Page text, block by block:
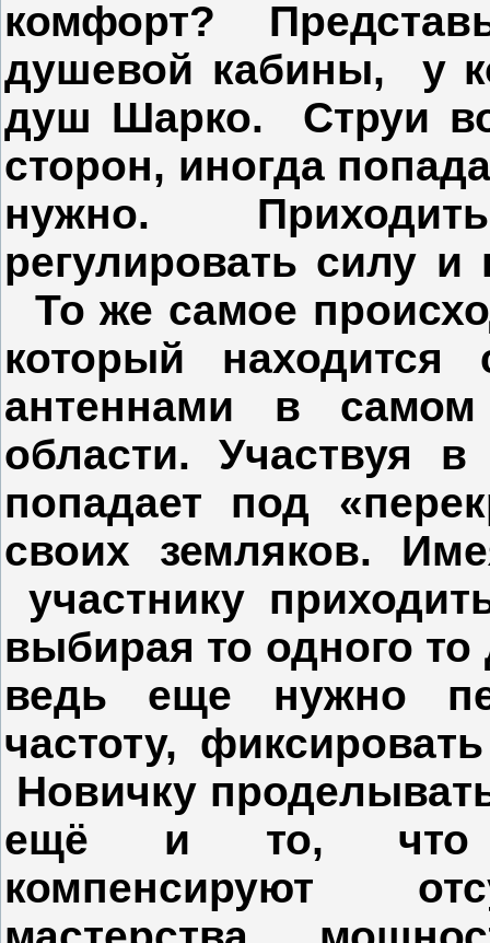
комфорт?
душевой кабины, у
душ Шарко. Струи
сторон, иногда
нужно.
регулировать силу
То же самое
который
антеннами в самом
области. Участвуя
попадает под
своих земляков.
участнику
выбирая то одного то
ведь еще нужно
частоту,
Новичку
ещё и то, что
компенсируют